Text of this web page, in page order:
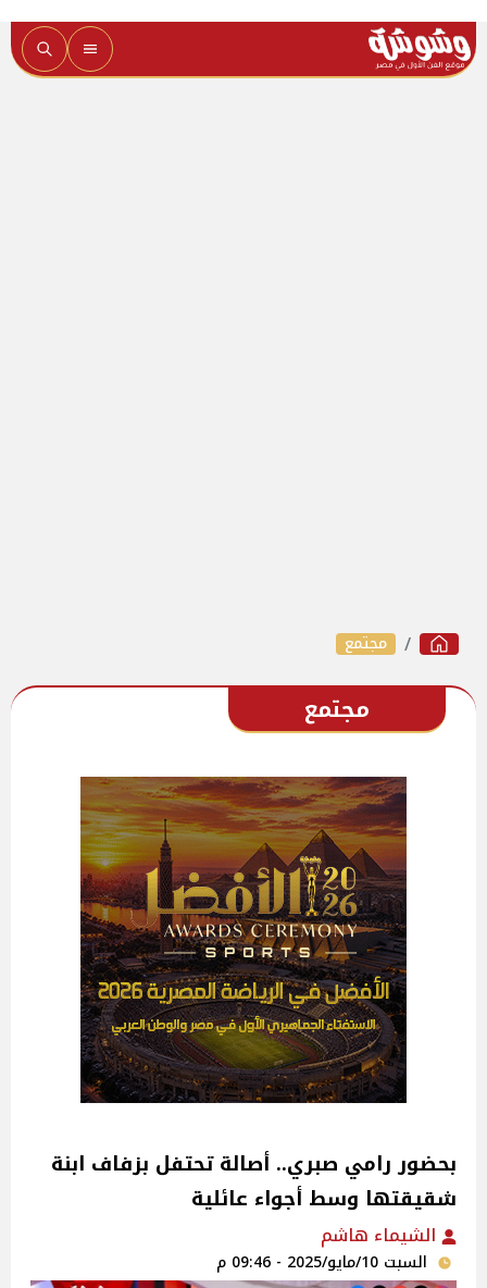
مجتمع
مجتمع
بحضور رامي صبري.. أصالة تحتفل بزفاف ابنة
شقيقتها وسط أجواء عائلية
الشيماء هاشم
السبت 10/مايو/2025 - 09:46 م